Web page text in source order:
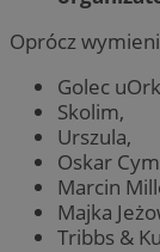
Oprócz
Golec
Skolim,
Urszula,
Oskar
Marcin
Majka
Tribbs &